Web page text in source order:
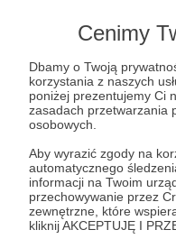
Cenimy
Dbamy o Twoją
korzystania z naszych
poniżej prezentujemy Ci
zasadach przetwarzania
osobowych.
Aby wyrazić zgody na
automatycznego
informacji na Twoim
przechowywanie przez
zewnętrzne, które
kliknij AKCEPTUJĘ I
Patroni: 2
64 zł
Cały stack gotówki!
Do wszystkich